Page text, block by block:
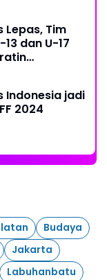
Lepas, Tim
dan U-17
Indonesia jadi
2024
Budaya
Jakarta
Labuhanbatu